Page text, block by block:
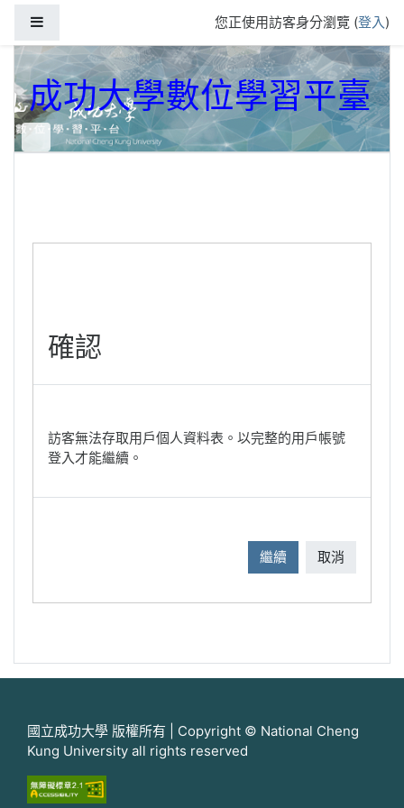
您正使用訪客身分瀏覽 (登入)
成功大學數位學習平臺
確認
訪客無法存取用戶個人資料表。以完整的用戶帳號
登入才能繼續。
繼續 取消
國立成功大學 版權所有 | Copyright © National Cheng
Kung University all rights reserved